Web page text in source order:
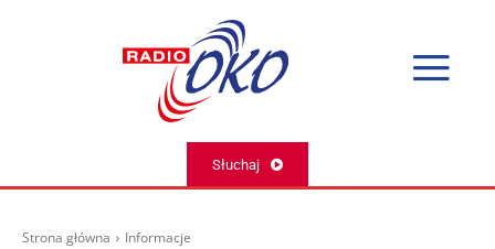
Słuchaj
Strona główna Informacje